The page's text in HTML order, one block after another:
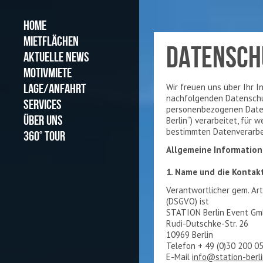
HOME
MIETFLÄCHEN
AKTUELLE NEWS
MOTIVMIETE
LAGE/ANFAHRT
SERVICES
ÜBER UNS
360° TOUR
Wir freuen uns über Ihr
nachfolgenden
personenbezogenen
Berlin“) verarbeitet, für
bestimmten
Allgemeine
1. Name und die
Verantwortlicher gem.
(DSGVO) ist
STATION Berlin Event
Rudi-Dutschke-Str. 26
10969 Berlin
Telefon + 49 (0)30 200
E-Mail info@station-